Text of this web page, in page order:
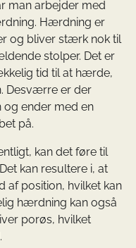
man arbejder med
Hærdning er
og bliver stærk nok til
stolper. Det er
tid til at hærde,
Desværre er der
ender med en
på.
kan det føre til
kan resultere i, at
af position, hvilket kan
hærdning kan også
porøs, hvilket